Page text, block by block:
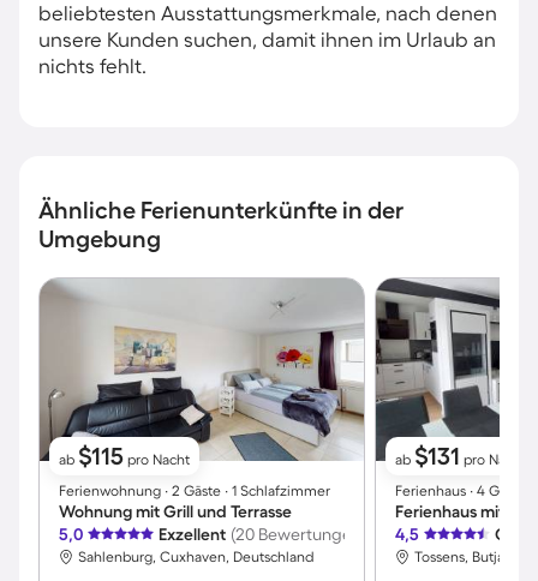
beliebtesten Ausstattungsmerkmale, nach denen
unsere Kunden suchen, damit ihnen im Urlaub an
nichts fehlt.
Ähnliche Ferienunterkünfte in der
Umgebung
ab $115 pro Nacht
Ferienwohnung ∙ 2 Gäste ∙ 1 Schlafzimmer
Wohnung mit Grill und Terrasse
5,0
Exzellent (20 Bewertungen)
Sahlenburg, Cuxhaven, Deutschland
ab $131 pro Nacht
Ferienhaus ∙ 4 Gäste
Ferienhaus mit
4,5
Tossens,